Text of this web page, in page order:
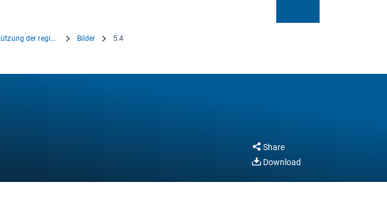
Instrument zur Unterstützung der regionalen Anpassung Bilder 5.4
Share
Download